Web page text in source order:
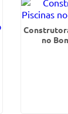
no